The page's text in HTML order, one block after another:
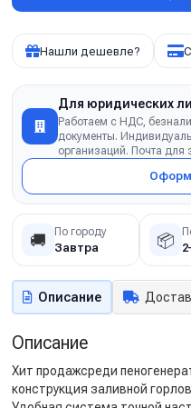
Нашли дешевле?
Для юридических
Работаем с НДС,
документы.
организаций. Почта для
🚚 По городу
Завтра 📦
Описание
Описание
Хит продажсреди
конструкция заливной